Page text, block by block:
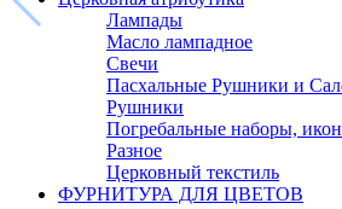
Лампады
Масло лампадное
Свечи
Пасхальные Рушники и
Рушники
Погребальные наборы,
Разное
Церковный текстиль
ФУРНИТУРА ДЛЯ ЦВЕТОВ